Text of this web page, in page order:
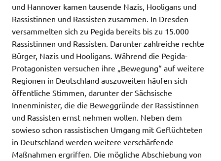
und Hannover kamen tausende Nazis, Hooligans und
Rassistinnen und Rassisten zusammen. In Dresden
versammelten sich zu Pegida bereits bis zu 15.000
Rassistinnen und Rassisten. Darunter zahlreiche rechte
Bürger, Nazis und Hooligans. Während die Pegida-
Protagonisten versuchen ihre „Bewegung“ auf weitere
Regionen in Deutschland auszuweiten häufen sich
öffentliche Stimmen, darunter der Sächsische
Innenminister, die die Beweggründe der Rassistinnen
und Rassisten ernst nehmen wollen. Neben dem
sowieso schon rassistischen Umgang mit Geflüchteten
in Deutschland werden weitere verschärfende
Maßnahmen ergriffen. Die mögliche Abschiebung von